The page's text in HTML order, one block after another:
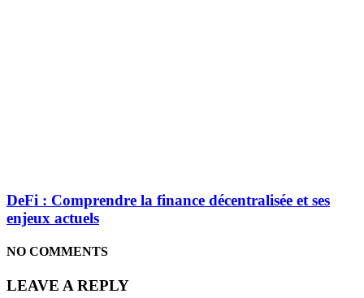
DeFi : Comprendre la finance décentralisée et ses
enjeux actuels
NO COMMENTS
LEAVE A REPLY